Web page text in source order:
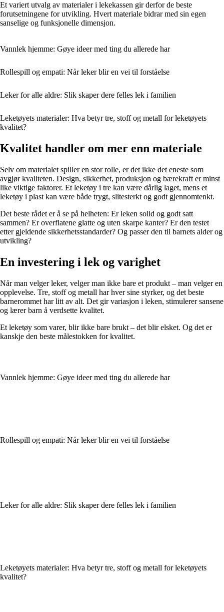
Et variert utvalg av materialer i lekekassen gir derfor de beste
forutsetningene for utvikling. Hvert materiale bidrar med sin egen
sanselige og funksjonelle dimensjon.
Vannlek hjemme: Gøye ideer med ting du allerede har
Rollespill og empati: Når leker blir en vei til forståelse
Leker for alle aldre: Slik skaper dere felles lek i familien
Leketøyets materialer: Hva betyr tre, stoff og metall for leketøyets
kvalitet?
Kvalitet handler om mer enn materiale
Selv om materialet spiller en stor rolle, er det ikke det eneste som
avgjør kvaliteten. Design, sikkerhet, produksjon og bærekraft er minst
like viktige faktorer. Et leketøy i tre kan være dårlig laget, mens et
leketøy i plast kan være både trygt, slitesterkt og godt gjennomtenkt.
Det beste rådet er å se på helheten: Er leken solid og godt satt
sammen? Er overflatene glatte og uten skarpe kanter? Er den testet
etter gjeldende sikkerhetsstandarder? Og passer den til barnets alder og
utvikling?
En investering i lek og varighet
Når man velger leker, velger man ikke bare et produkt – man velger en
opplevelse. Tre, stoff og metall har hver sine styrker, og det beste
barnerommet har litt av alt. Det gir variasjon i leken, stimulerer sansene
og lærer barn å verdsette kvalitet.
Et leketøy som varer, blir ikke bare brukt – det blir elsket. Og det er
kanskje den beste målestokken for kvalitet.
Vannlek hjemme: Gøye ideer med ting du allerede har
Rollespill og empati: Når leker blir en vei til forståelse
Leker for alle aldre: Slik skaper dere felles lek i familien
Leketøyets materialer: Hva betyr tre, stoff og metall for leketøyets
kvalitet?